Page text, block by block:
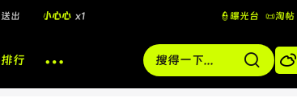
酷盖墨镜
👮曝光台 📜淘帖
排行 